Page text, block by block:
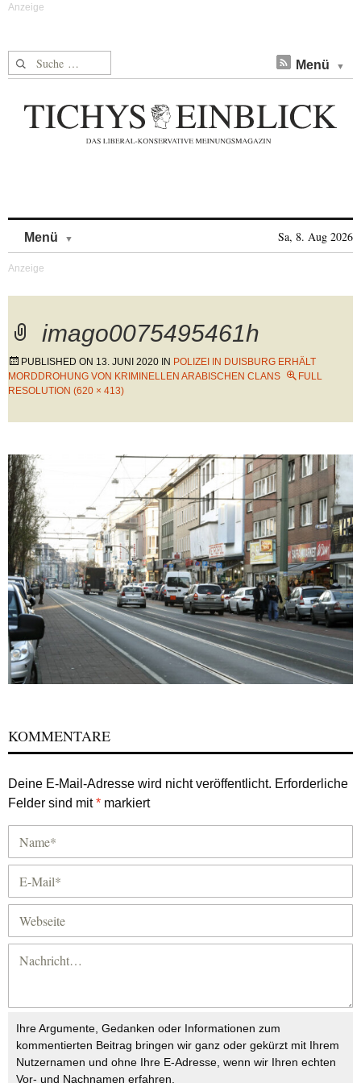
Suche nach: Menü
Menü Sa, 8. Aug 2026
imago0075495461h
PUBLISHED ON 13. JUNI 2020 IN POLIZEI IN DUISBURG ERHÄLT
MORDDROHUNG VON KRIMINELLEN ARABISCHEN CLANS
FULL
RESOLUTION (620 × 413)
KOMMENTARE
Deine E-Mail-Adresse wird nicht veröffentlicht. Erforderliche
Felder sind mit* markiert
Ihre Argumente, Gedanken oder Informationen zum
kommentierten Beitrag bringen wir ganz oder gekürzt mit Ihrem
Nutzernamen und ohne Ihre E-Adresse, wenn wir Ihren echten
Vor- und Nachnamen erfahren.